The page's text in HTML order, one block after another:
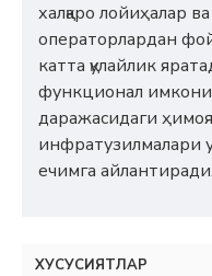
халқаро лойиҳалар
операторлардан
катта қулайлик
функционал
даражасидаги
инфратузилмалари
ечимга айлантиради.
ХУСУСИЯТЛАР